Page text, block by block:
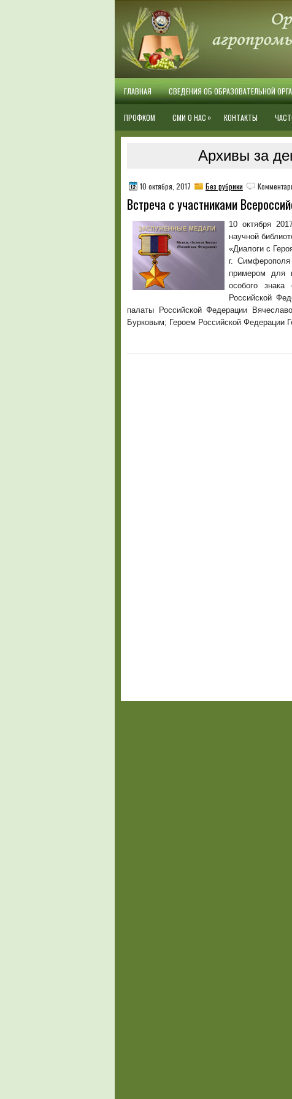
ГЛАВНАЯ СВЕДЕНИЯ ОБ ОБРАЗОВАТЕЛЬНОЙ
ПРОФКОМ СМИ О НАС » КОНТАКТЫ
Архивы за
10 октября, 2017 Без рубрики
Встреча с участниками
10 октября
научной
«Диалоги с
г.
примером для
особого
Российской
палаты Российской Федерации
Бурковым; Героем Российской Федерации